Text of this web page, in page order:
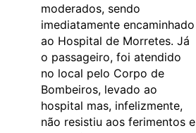
moderados, sendo
imediatamente encaminhado
ao Hospital de Morretes. Já
o passageiro, foi atendido
no local pelo Corpo de
Bombeiros, levado ao
hospital mas, infelizmente,
não resistiu aos ferimentos e